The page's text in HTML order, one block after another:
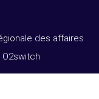
des affaires